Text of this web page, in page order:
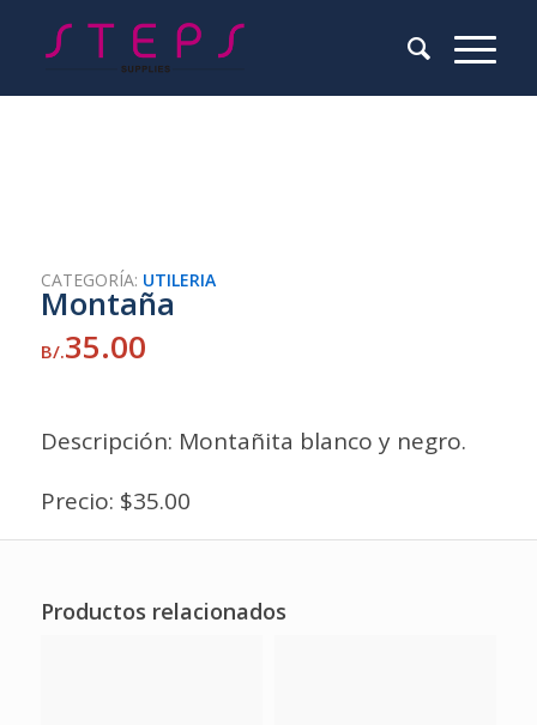
CATEGORÍA: UTILERIA
Montaña
B/.35.00
Descripción: Montañita blanco y negro.
Precio: $35.00
Productos relacionados